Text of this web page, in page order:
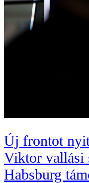
Új frontot
Viktor vallási
Habsburg